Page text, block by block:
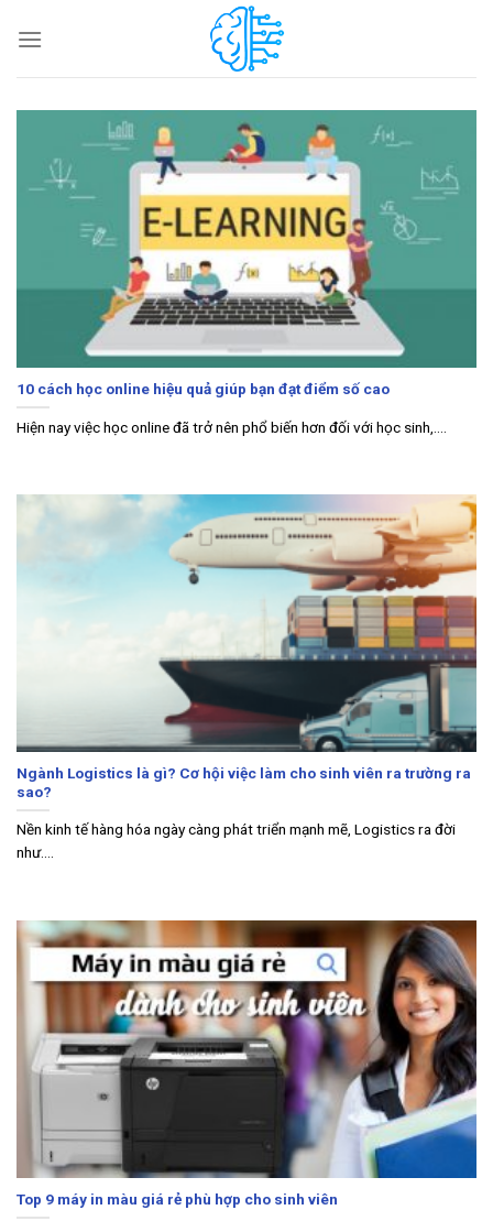
10 cách học online hiệu quả giúp bạn đạt điểm số cao
Hiện nay việc học online đã trở nên phổ biến hơn đối với học sinh,....
Ngành Logistics là gì? Cơ hội việc làm cho sinh viên ra trường ra
sao?
Nền kinh tế hàng hóa ngày càng phát triển mạnh mẽ, Logistics ra đời
như....
Top 9 máy in màu giá rẻ phù hợp cho sinh viên